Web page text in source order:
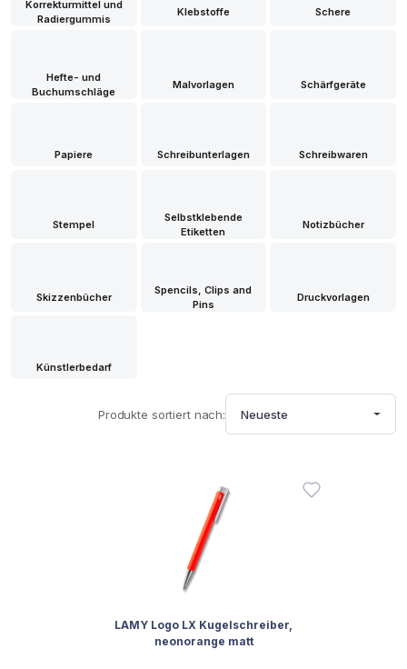
Korrekturmittel und
Radiergummis
Klebstoffe Schere
Hefte- und
Buchumschläge
Malvorlagen Schärfgeräte
Papiere Schreibunterlagen Schreibwaren
Stempel
Selbstklebende
Etiketten
Notizbücher
Skizzenbücher
Spencils, Clips and
Pins
Druckvorlagen
Künstlerbedarf
Produkte sortiert nach: Neueste
LAMY Logo LX Kugelschreiber,
neonorange matt